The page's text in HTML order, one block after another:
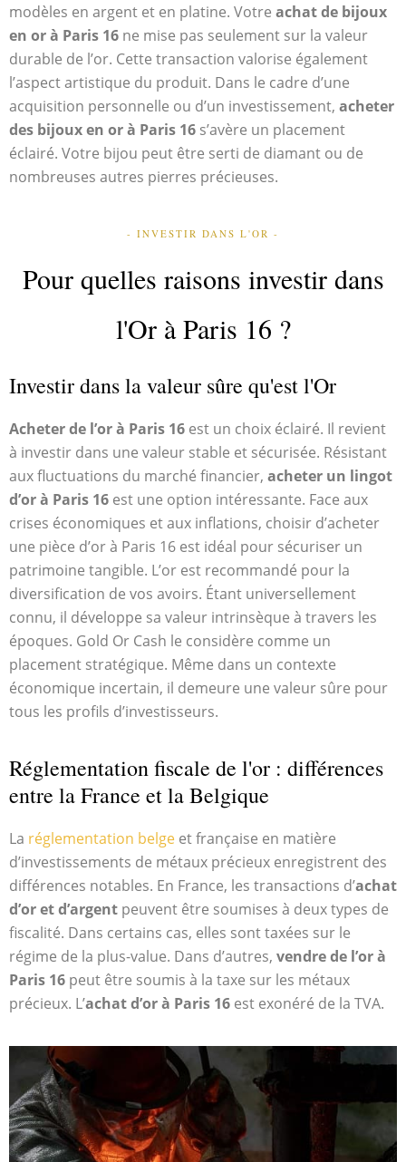
modèles en argent et en platine. Votre achat de bijoux
en or à Paris 16 ne mise pas seulement sur la valeur
durable de l’or. Cette transaction valorise également
l’aspect artistique du produit. Dans le cadre d’une
acquisition personnelle ou d’un investissement, acheter
des bijoux en or à Paris 16 s’avère un placement
éclairé. Votre bijou peut être serti de diamant ou de
nombreuses autres pierres précieuses.
- INVESTIR DANS L'OR -
Pour quelles raisons investir dans
l'Or à Paris 16 ?
Investir dans la valeur sûre qu'est l'Or
Acheter de l’or à Paris 16 est un choix éclairé. Il revient
à investir dans une valeur stable et sécurisée. Résistant
aux fluctuations du marché financier, acheter un lingot
d’or à Paris 16 est une option intéressante. Face aux
crises économiques et aux inflations, choisir d’acheter
une pièce d’or à Paris 16 est idéal pour sécuriser un
patrimoine tangible. L’or est recommandé pour la
diversification de vos avoirs. Étant universellement
connu, il développe sa valeur intrinsèque à travers les
époques. Gold Or Cash le considère comme un
placement stratégique. Même dans un contexte
économique incertain, il demeure une valeur sûre pour
tous les profils d’investisseurs.
Réglementation fiscale de l'or : différences
entre la France et la Belgique
La réglementation belge et française en matière
d’investissements de métaux précieux enregistrent des
différences notables. En France, les transactions d’achat
d’or et d’argent peuvent être soumises à deux types de
fiscalité. Dans certains cas, elles sont taxées sur le
régime de la plus-value. Dans d’autres, vendre de l’or à
Paris 16 peut être soumis à la taxe sur les métaux
précieux. L’achat d’or à Paris 16 est exonéré de la TVA.